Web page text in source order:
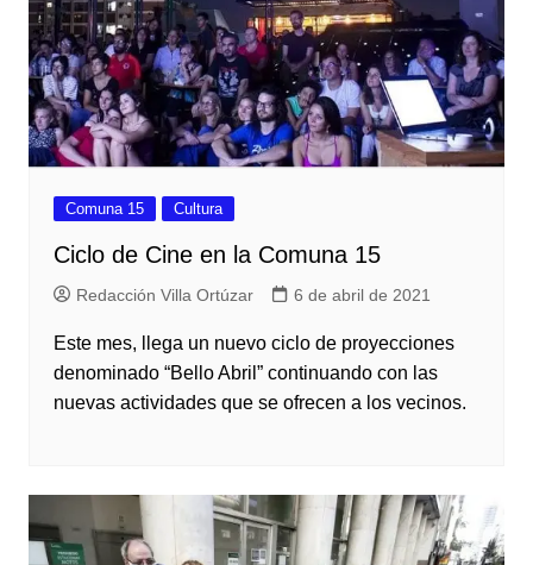
Comuna 15 Cultura
Ciclo de Cine en la Comuna 15
Redacción Villa Ortúzar 6 de abril de 2021
Este mes, llega un nuevo ciclo de proyecciones
denominado “Bello Abril” continuando con las
nuevas actividades que se ofrecen a los vecinos.